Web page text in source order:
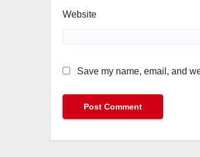
Website
Save my name, email, and